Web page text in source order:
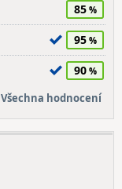
85
95
90
Všechna hodnocení